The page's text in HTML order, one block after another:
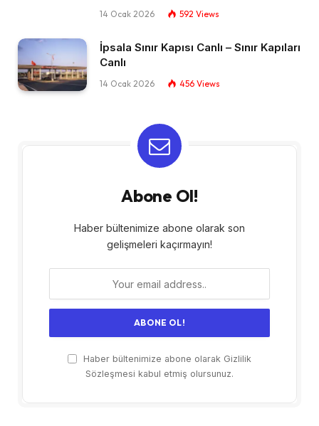
14 Ocak 2026 592 Views
İpsala Sınır Kapısı Canlı – Sınır Kapıları
Canlı​
14 Ocak 2026 456 Views
Abone Ol!
Haber bültenimize abone olarak son
gelişmeleri kaçırmayın!
Haber bültenimize abone olarak Gizlilik
Sözleşmesi kabul etmiş olursunuz.